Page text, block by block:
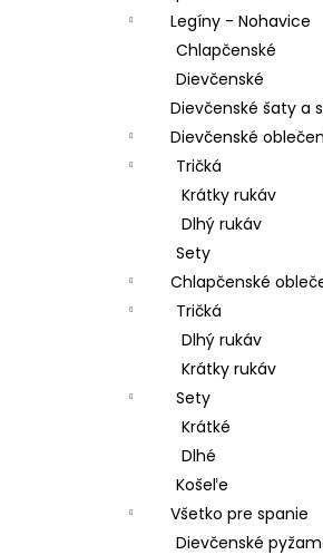
Legíny - Nohavice
Chlapčenské
Dievčenské
Dievčenské šaty a
Dievčenské
Tričká
Krátky rukáv
Dlhý rukáv
Sety
Chlapčenské
Tričká
Dlhý rukáv
Krátky rukáv
Sety
Krátké
Dlhé
Košeľe
Všetko pre spanie
Dievčenské